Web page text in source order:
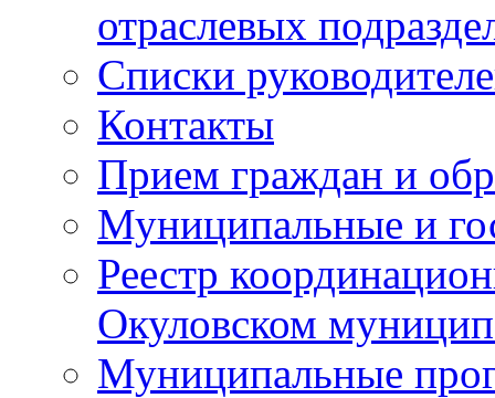
отраслевых
Списки
Контакты
Прием граждан и
Муниципальные и
Реестр
Окуловском
Муниципальные